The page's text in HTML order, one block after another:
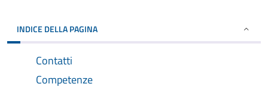
INDICE DELLA PAGINA
Contatti
Competenze